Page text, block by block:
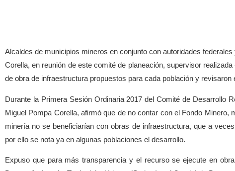
Alcaldes de municipios mineros en conjunto con autoridades
Corella, en reunión de este comité de planeación, supervisor
de obra de infraestructura propuestos para cada población y
Durante la Primera Sesión Ordinaria 2017 del Comité de Desarrollo
Miguel Pompa Corella, afirmó que de no contar con el Fondo
minería no se beneficiarían con obras de infraestructura, que a
por ello se nota ya en algunas poblaciones el desarrollo.
Expuso que para más transparencia y el recurso se ejecute en